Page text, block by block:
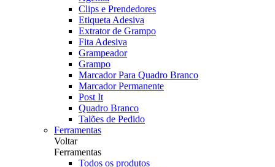
Clips e Prendedores
Etiqueta Adesiva
Extrator de Grampo
Fita Adesiva
Grampeador
Grampo
Marcador Para Quadro Branco
Marcador Permanente
Post It
Quadro Branco
Talões de Pedido
Ferramentas
Voltar
Ferramentas
Todos os produtos